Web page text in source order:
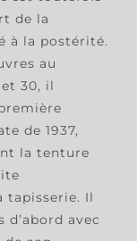
de la
à la postérité.
au
30, il
de 1937,
la tenture
tapisserie. Il
avec